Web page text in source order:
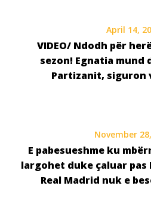
April 14,
VIDEO/ Ndodh për
sezon! Egnatia mund
Partizanit, siguron
November
E pabesueshme ku
largohet duke çaluar
Real Madrid nuk e